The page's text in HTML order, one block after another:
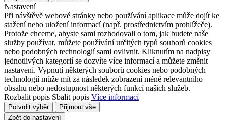
Nastavení
Při návštěvě webové stránky nebo používání aplikace může dojít ke
stažení nebo uložení informací (např. prostřednictvím prohlížeče).
Protože chceme, abyste sami rozhodovali o tom, jak budete naše
služby používat, můžete používání určitých typů souborů cookies
nebo podobných technologií sami ovlivnit. Kliknutím na nadpisy
jednotlivých kategorií se dozvíte více informací a můžete změnit
nastavení. Vypnutí některých souborů cookies nebo podobných
technologií může mít za následek zobrazení méně relevantního
obsahu nebo nedostupnost některých funkcí našich služeb.
Rozbalit popis Sbalit popis Více informací
Potvrdit výběr
Přijmout vše
Zpět do nastavení